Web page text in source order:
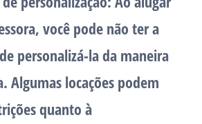
você pode não ter a
personalizá-la da maneira
Algumas locações podem
quanto à